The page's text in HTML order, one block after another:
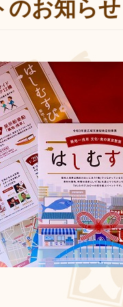
のお知ら